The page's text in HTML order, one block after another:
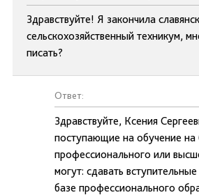
Здравствуйте! Я закончила
сельскохозяйственный техникум,
писать?
Ответ:
Здравствуйте, Ксения
поступающие на обучение на
профессионального или
могут: сдавать
базе профессионального